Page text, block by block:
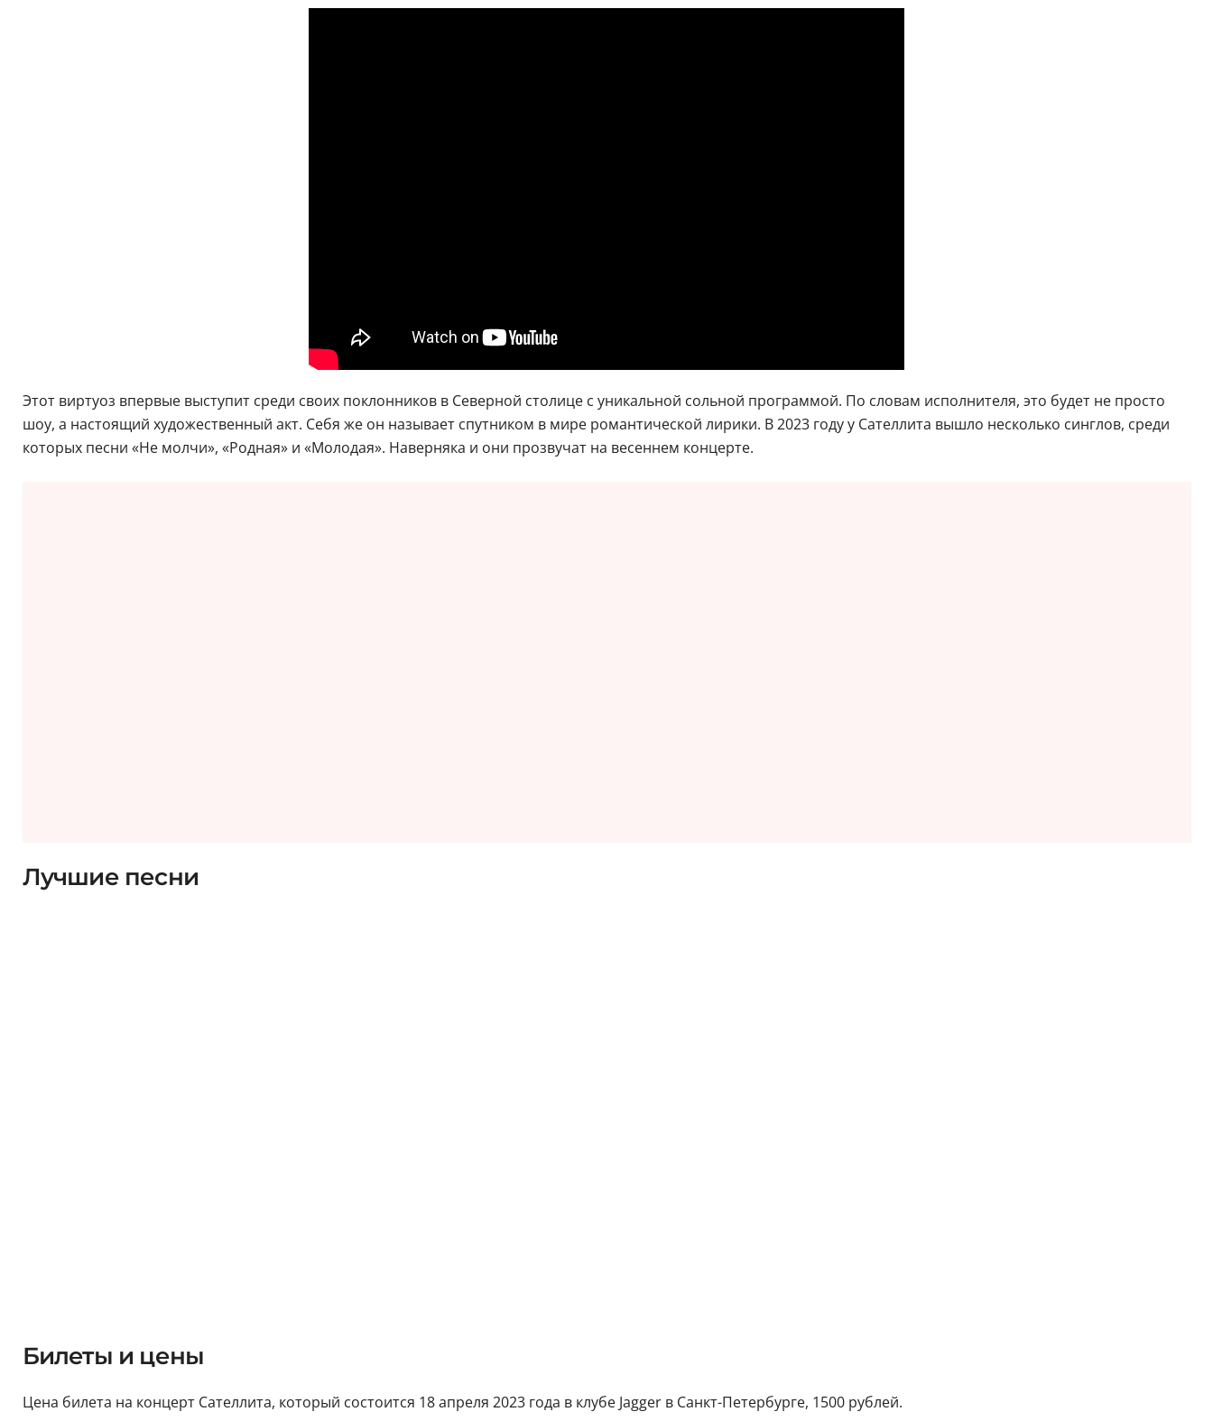
Этот виртуоз впервые выступит среди своих поклонников в Северной столице с уникальной сольной программой. По словам исполнителя, это будет не просто
шоу, а настоящий художественный акт. Себя же он называет спутником в мире романтической лирики. В 2023 году у Сателлита вышло несколько синглов, среди
которых песни «Не молчи», «Родная» и «Молодая». Наверняка и они прозвучат на весеннем концерте.
Лучшие песни
Билеты и цены
Цена билета на концерт Сателлита, который состоится 18 апреля 2023 года в клубе Jagger в Санкт-Петербурге, 1500 рублей.